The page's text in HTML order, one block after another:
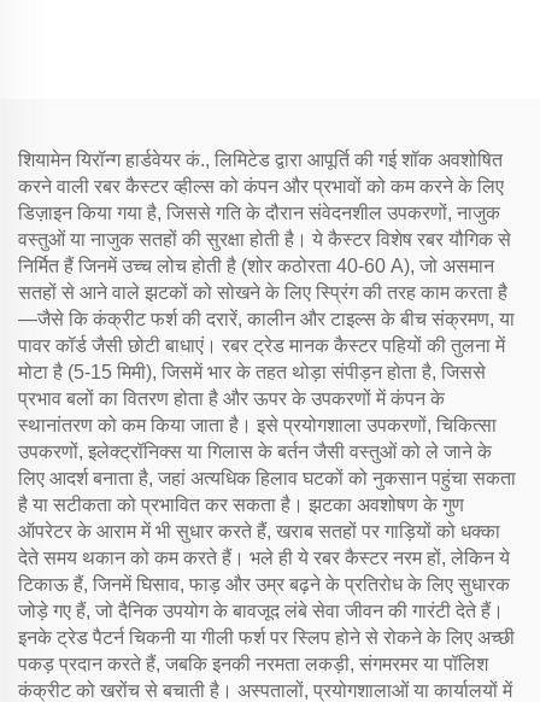
शियामेन यिरॉन्ग हार्डवेयर कं., लिमिटेड द्वारा आपूर्ति की गई शॉक अवशोषित
करने वाली रबर कैस्टर व्हील्स को कंपन और प्रभावों को कम करने के लिए
डिज़ाइन किया गया है, जिससे गति के दौरान संवेदनशील उपकरणों, नाजुक
वस्तुओं या नाजुक सतहों की सुरक्षा होती है। ये कैस्टर विशेष रबर यौगिक से
निर्मित हैं जिनमें उच्च लोच होती है (शोर कठोरता 40-60 A), जो असमान
सतहों से आने वाले झटकों को सोखने के लिए स्प्रिंग की तरह काम करता है
—जैसे कि कंक्रीट फर्श की दरारें, कालीन और टाइल्स के बीच संक्रमण, या
पावर कॉर्ड जैसी छोटी बाधाएं। रबर ट्रेड मानक कैस्टर पहियों की तुलना में
मोटा है (5-15 मिमी), जिसमें भार के तहत थोड़ा संपीड़न होता है, जिससे
प्रभाव बलों का वितरण होता है और ऊपर के उपकरणों में कंपन के
स्थानांतरण को कम किया जाता है। इसे प्रयोगशाला उपकरणों, चिकित्सा
उपकरणों, इलेक्ट्रॉनिक्स या गिलास के बर्तन जैसी वस्तुओं को ले जाने के
लिए आदर्श बनाता है, जहां अत्यधिक हिलाव घटकों को नुकसान पहुंचा सकता
है या सटीकता को प्रभावित कर सकता है। झटका अवशोषण के गुण
ऑपरेटर के आराम में भी सुधार करते हैं, खराब सतहों पर गाड़ियों को धक्का
देते समय थकान को कम करते हैं। भले ही ये रबर कैस्टर नरम हों, लेकिन ये
टिकाऊ हैं, जिनमें घिसाव, फाड़ और उम्र बढ़ने के प्रतिरोध के लिए सुधारक
जोड़े गए हैं, जो दैनिक उपयोग के बावजूद लंबे सेवा जीवन की गारंटी देते हैं।
इनके ट्रेड पैटर्न चिकनी या गीली फर्श पर स्लिप होने से रोकने के लिए अच्छी
पकड़ प्रदान करते हैं, जबकि इनकी नरमता लकड़ी, संगमरमर या पॉलिश
कंक्रीट को खरोंच से बचाती है। अस्पतालों, प्रयोगशालाओं या कार्यालयों में